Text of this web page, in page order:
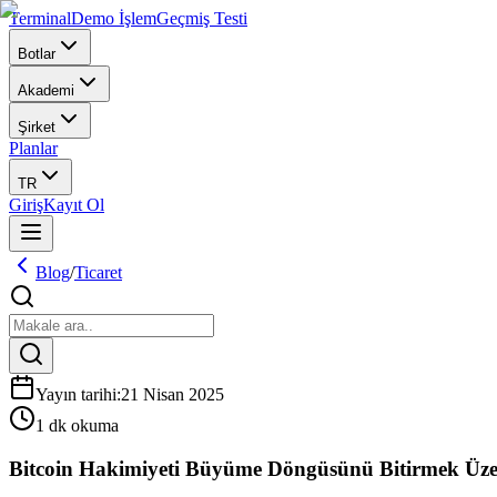
TerminalDemo İşlemGeçmiş Testi
Botlar
Akademi
Şirket
Planlar
TR
GirişKayıt Ol
Blog/Ticaret
Yayın tarihi:21 Nisan 2025
1 dk okuma
Bitcoin Hakimiyeti Büyüme Döngüsünü Bitirmek